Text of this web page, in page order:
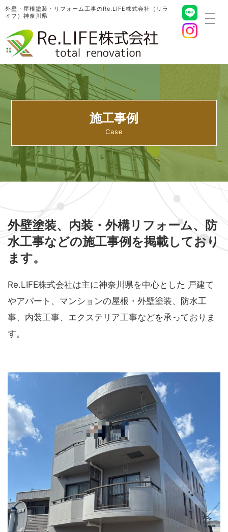
外壁・屋根塗装・リフォーム工事のRe.LIFE株式会社（リラ
イフ）神奈川県
施工事例
外壁塗装、内装・外構リフォーム、防
水工事などの施工事例を掲載しており
ます。
Re.LIFE株式会社は主に神奈川県を中心とした 戸建て
やアパート、マンションの屋根・外壁塗装、防水工
事、内装工事、エクステリア工事などを承っておりま
す。